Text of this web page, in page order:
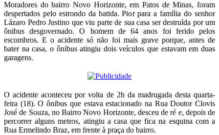
Moradores do bairro Novo Horizonte, em Patos de Minas, foram
despertados pelo estrondo da batida. Pior para a família do senhor
Lázaro Pedro Justino que viu parte de sua casa ser destruída por um
ônibus desgovernado. O homem de 64 anos foi ferido pelos
escombros. E o acidente só não foi mais grave porque, antes de
bater na casa, o ônibus atingiu dois veículos que estavam em duas
garagens.
O acidente aconteceu por volta de 2h da madrugada desta quarta-
feira (18). O ônibus que estava estacionado na Rua Doutor Clovis
José de Souza, no Bairro Novo Horizonte, desceu de ré e, depois de
percorrer alguns metros, atingiu a casa que fica na esquina com a
Rua Ermelindo Braz, em frente à praça do bairro.